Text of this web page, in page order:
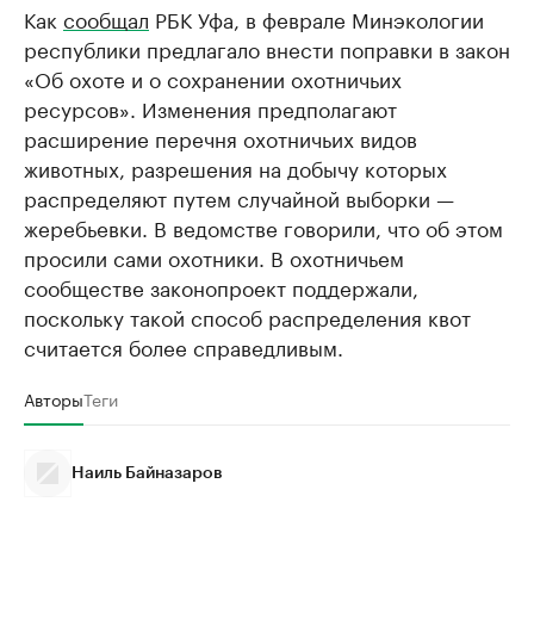
Как сообщал РБК Уфа, в феврале Минэкологии
республики предлагало внести поправки в закон
«Об охоте и о сохранении охотничьих
ресурсов». Изменения предполагают
расширение перечня охотничьих видов
животных, разрешения на добычу которых
распределяют путем случайной выборки —
жеребьевки. В ведомстве говорили, что об этом
просили сами охотники. В охотничьем
сообществе законопроект поддержали,
поскольку такой способ распределения квот
считается более справедливым.
АвторыТеги
Наиль Байназаров